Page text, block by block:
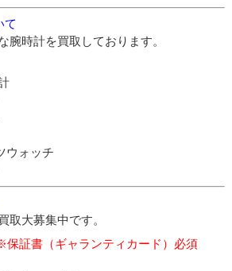
て
腕時計を買取しております。
ウォッチ
取大募集中です。
証書（ギャランティカード）必須